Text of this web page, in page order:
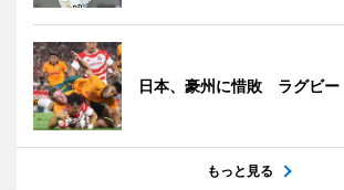
日本、豪州に惜敗 ラグビー
もっと見る